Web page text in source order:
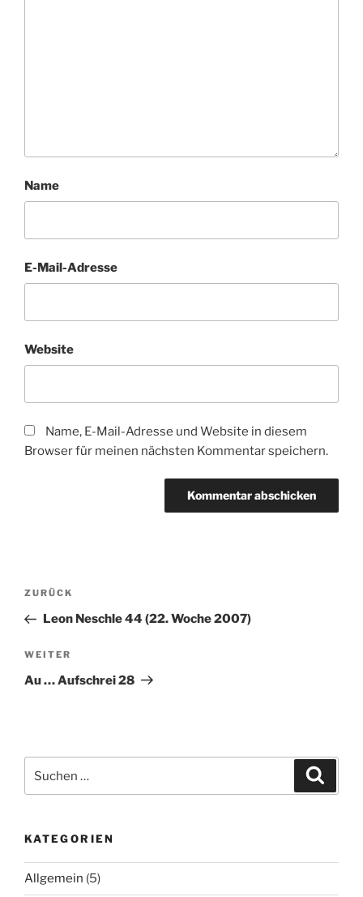
Name
E-Mail-Adresse
Website
Name, E-Mail-Adresse und Website in diesem
Browser für meinen nächsten Kommentar speichern.
Beitragsnavigation
Vorheriger
Beitrag
ZURÜCK
Leon Neschle 44 (22. Woche 2007)
Nächster
Beitrag
WEITER
Au … Aufschrei 28
nach:
KATEGORIEN
Allgemein (5)